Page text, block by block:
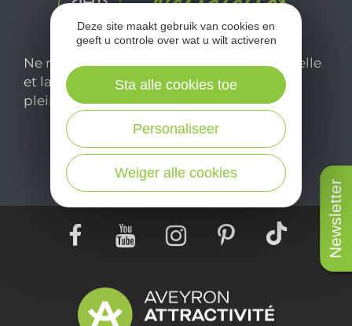
Newsletter
Ne manquez pas notre newsletter mensuelle
et laissez-vous inspirer pour profiter
pleinement de votre séjour en Aveyron.
Je m'abonne ici
Deze site maakt gebruik van cookies en
geeft u controle over wat u wilt activeren
Weiger alle cookies
Personaliseer
Sta alle cookies toe